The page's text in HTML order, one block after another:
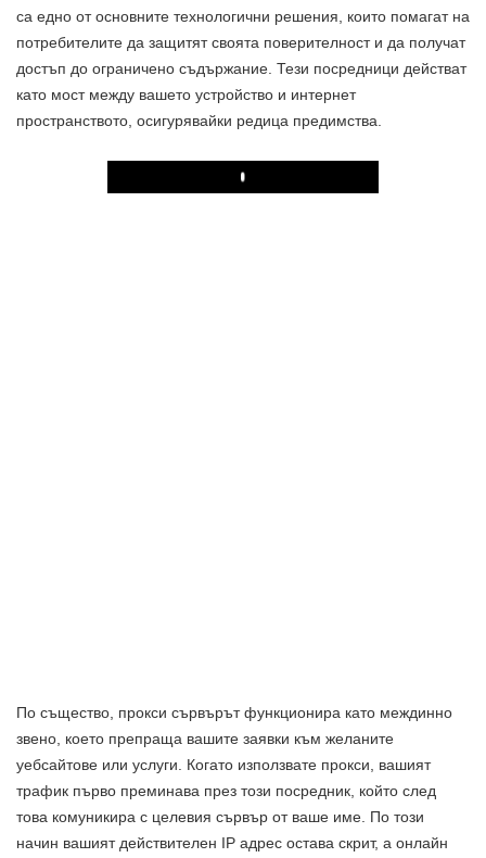
са едно от основните технологични решения, които помагат на
потребителите да защитят своята поверителност и да получат
достъп до ограничено съдържание. Тези посредници действат
като мост между вашето устройство и интернет
пространството, осигурявайки редица предимства.
Play
По същество, прокси сървърът функционира като междинно
звено, което препраща вашите заявки към желаните
уебсайтове или услуги. Когато използвате прокси, вашият
трафик първо преминава през този посредник, който след
това комуникира с целевия сървър от ваше име. По този
начин вашият действителен IP адрес остава скрит, а онлайн